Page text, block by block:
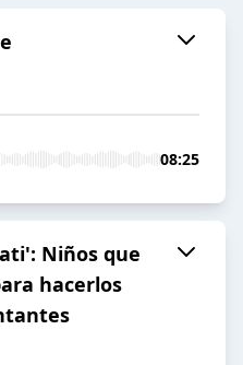
08:25
Niños que
hacerlos